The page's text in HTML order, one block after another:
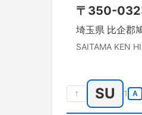
〒 350-
埼玉県 比企郡
SAITAMA KEN
↑ SU 1 A